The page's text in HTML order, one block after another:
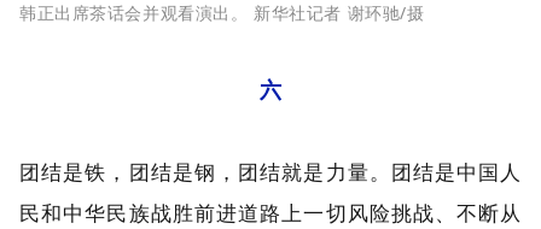
韩正出席茶话会并观看演出。 新华社记者 谢环驰/摄
六
团结是铁，团结是钢，团结就是力量。团结是中国人
民和中华民族战胜前进道路上一切风险挑战、不断从